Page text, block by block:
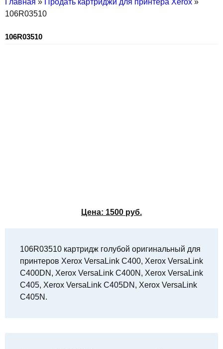
Главная » Продать картриджи для принтера Xerox »
106R03510
106R03510
Цена: 1500 руб.
106R03510 картридж голубой оригинальный для
принтеров Xerox VersaLink C400, Xerox VersaLink
C400DN, Xerox VersaLink C400N, Xerox VersaLink
C405, Xerox VersaLink C405DN, Xerox VersaLink
C405N.